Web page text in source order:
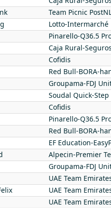
Team Picnic
Lotto-Intermarché
Pinarello-Q36.5
Caja Rural-
Cofidis
Red Bull-BORA-
Groupama-FDJ
Soudal Quick-Step
Cofidis
Pinarello-Q36.5
Red Bull-BORA-
EF Education-
Alpecin-Premier
Groupama-FDJ
UAE Team
UAE Team
UAE Team